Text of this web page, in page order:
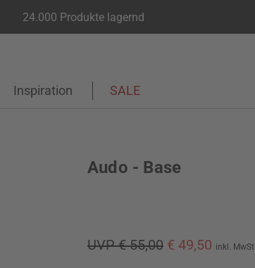
24.000 Produkte lagernd
Inspiration SALE
Audo - Base
UVP € 55,00 € 49,50 inkl.